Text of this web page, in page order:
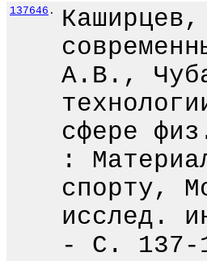
137646 .
А.В.,
сфере
:
спорту,
исслед.
- С. 137-